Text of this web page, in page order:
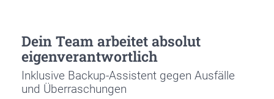
Dein Team arbei­tet abso­lut
eigen­ver­ant­wort­lich
Inklu­si­ve Back­up-Assis­tent gegen Aus­fäl­le
und Über­ra­schun­gen